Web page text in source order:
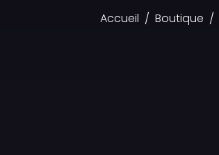
Accueil Boutique